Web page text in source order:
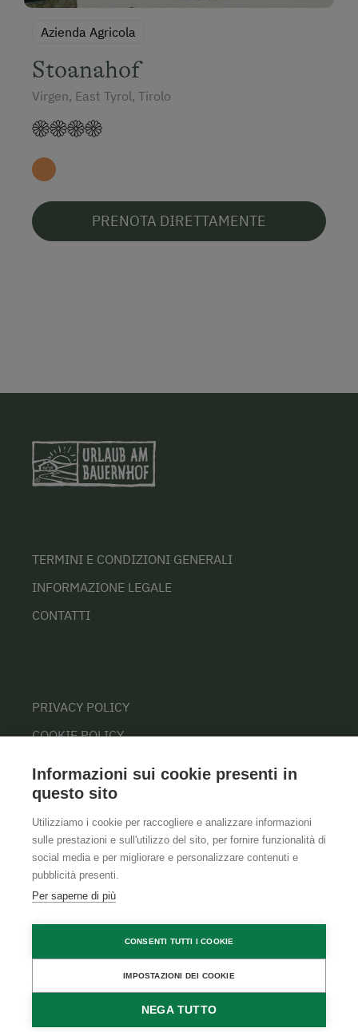
Azienda Agricola
Stoanahof
Virgen, East Tyrol, Tirolo
PRENOTA DIRETTAMENTE
TERMINI E CONDIZIONI GENERALI
INFORMAZIONE LEGALE
CONTATTI
PRIVACY POLICY
COOKIE POLICY
Informazioni sui cookie presenti in
questo sito
Utilizziamo i cookie per raccogliere e analizzare informazioni
sulle prestazioni e sull'utilizzo del sito, per fornire funzionalità di
social media e per migliorare e personalizzare contenuti e
pubblicità presenti.
Per saperne di più
CONSENTI TUTTI I COOKIE
IMPOSTAZIONI DEI COOKIE
NEGA TUTTO